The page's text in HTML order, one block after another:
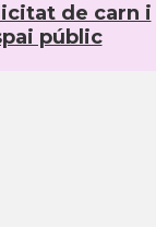
de carn i
públic